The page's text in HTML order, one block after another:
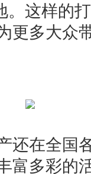
。这样的
更多大众
还在全国
富多彩的